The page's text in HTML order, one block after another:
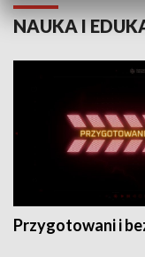
NAUKA I
Przygotowani i